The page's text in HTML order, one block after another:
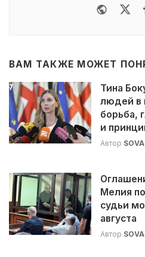
ВАМ ТАКЖЕ МОЖЕТ
Тина
людей в
борьба,
и
Автор SOVA
Мелия
судьи
августа
Автор SOVA